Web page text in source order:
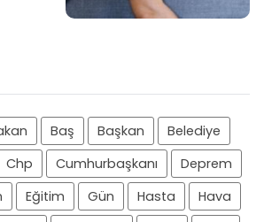
Baş Başkan
Belediye
Chp Cumhurbaşkanı
Deprem
Eğitim Gün Hasta
Hava